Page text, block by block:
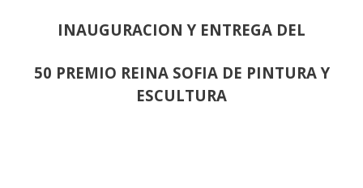
INAUGURACION Y ENTREGA DEL
50 PREMIO REINA SOFIA DE PINTURA Y
ESCULTURA